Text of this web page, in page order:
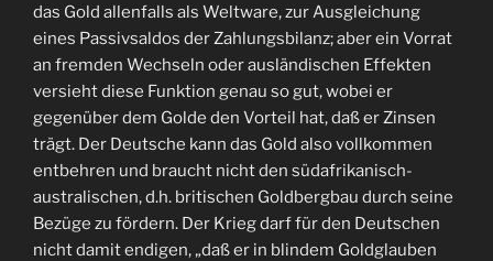
das Gold allenfalls als Weltware, zur Ausgleichung
eines Passivsaldos der Zahlungsbilanz; aber ein Vorrat
an fremden Wechseln oder ausländischen Effekten
versieht diese Funktion genau so gut, wobei er
gegenüber dem Golde den Vorteil hat, daß er Zinsen
trägt. Der Deutsche kann das Gold also vollkommen
entbehren und braucht nicht den südafrikanisch-
australischen, d.h. britischen Goldbergbau durch seine
Bezüge zu fördern. Der Krieg darf für den Deutschen
nicht damit endigen, „daß er in blindem Goldglauben